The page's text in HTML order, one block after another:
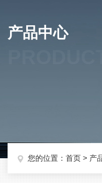
产品中心
您的位置： 首页 > 产